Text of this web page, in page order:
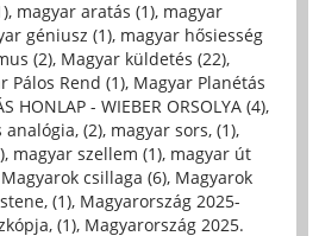
, magyar aratás (1), magyar
géniusz (1), magyar hősiesség
(2), Magyar küldetés (22),
Pálos Rend (1), Magyar Planétás
HONLAP - WIEBER ORSOLYA (4),
(2), magyar sors, (1),
, magyar szellem (1), magyar út
Magyarok csillaga (6), Magyarok
(1), Magyarország 2025-
(1), Magyarország 2025.